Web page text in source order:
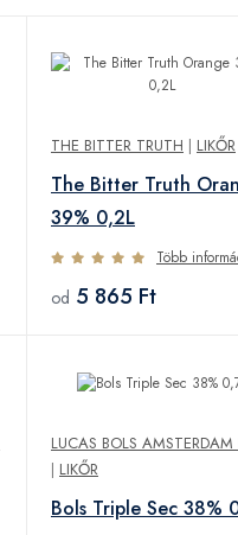
THE BITTER TRUTH | LIKŐR
The Bitter Truth
39% 0,2L
Több
od 5 865 Ft
LUCAS BOLS
| LIKŐR
Bols Triple Sec 38%